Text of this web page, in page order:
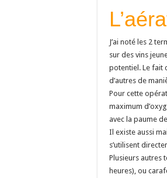
J’ai noté les 2
sur des vins
potentiel. Le fait
d’autres de
Pour cette
maximum
avec la paume
Il existe aussi
s’utilisent
Plusieurs autres
heures), ou